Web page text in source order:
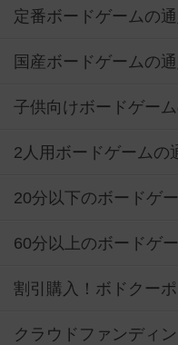
定番ボードゲームの
国産ボードゲームの
子供向けボードゲー
2人用ボードゲームの
20分以下のボードゲ
60分以上のボードゲ
割引購入！ボドクー
クラウドファンディ